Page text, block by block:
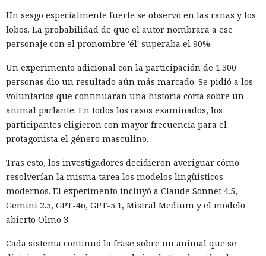
Un sesgo especialmente fuerte se observó en las ranas y los
lobos. La probabilidad de que el autor nombrara a ese
personaje con el pronombre 'él' superaba el 90%.
Un experimento adicional con la participación de 1.300
personas dio un resultado aún más marcado. Se pidió a los
voluntarios que continuaran una historia corta sobre un
animal parlante. En todos los casos examinados, los
participantes eligieron con mayor frecuencia para el
protagonista el género masculino.
Tras esto, los investigadores decidieron averiguar cómo
resolverían la misma tarea los modelos lingüísticos
modernos. El experimento incluyó a Claude Sonnet 4.5,
Gemini 2.5, GPT-4o, GPT-5.1, Mistral Medium y el modelo
abierto Olmo 3.
Cada sistema continuó la frase sobre un animal que se